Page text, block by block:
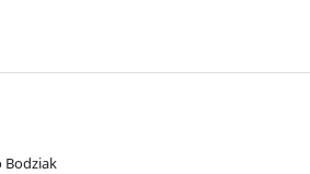
Bodziak